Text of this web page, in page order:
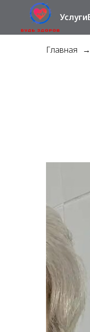
Услуги
Главная →